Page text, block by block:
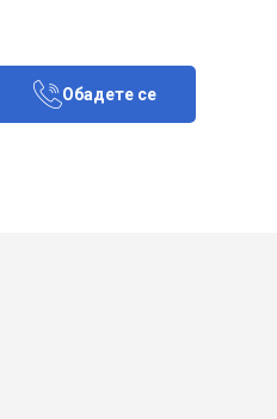
Обадете се